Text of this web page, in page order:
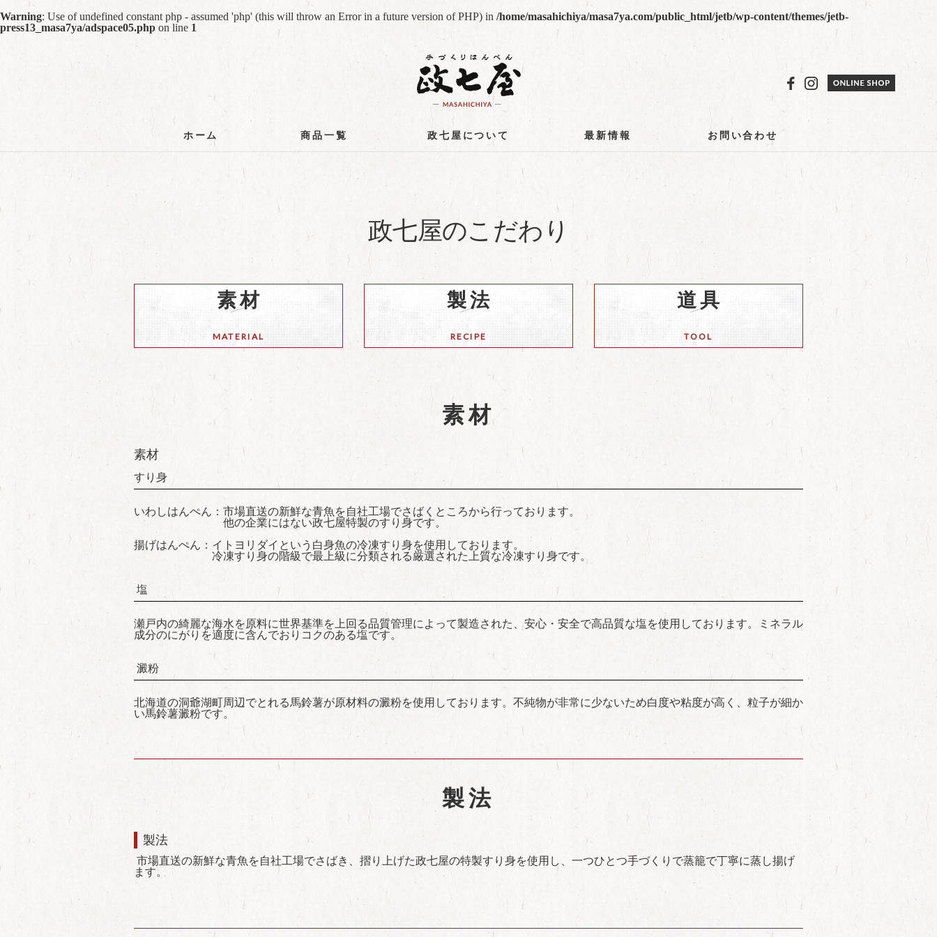
Warning: Use of undefined constant php - assumed 'php' (this will throw an Error in a future version of PHP) in /home/masahichiya/masa7ya.com/public_html/jetb/wp-content/themes/jetb-
press13_masa7ya/adspace05.php on line 1
ホーム 商品一覧 政七屋について 最新情報 お問い合わせ
政七屋のこだわり
素材
MATERIAL
製法
RECIPE
道具
TOOL
素材
素材
すり身
いわしはんぺん：市場直送の新鮮な青魚を自社工場でさばくところから行っております。
他の企業にはない政七屋特製のすり身です。
揚げはんぺん：イトヨリダイという白身魚の冷凍すり身を使用しております。
冷凍すり身の階級で最上級に分類される厳選された上質な冷凍すり身です。
塩
瀬戸内の綺麗な海水を原料に世界基準を上回る品質管理によって製造された、安心・安全で高品質な塩を使用しております。ミネラル
成分のにがりを適度に含んでおりコクのある塩です。
澱粉
北海道の洞爺湖町周辺でとれる馬鈴薯が原材料の澱粉を使用しております。不純物が非常に少ないため白度や粘度が高く、粒子が細か
い馬鈴薯澱粉です。
製法
製法
市場直送の新鮮な青魚を自社工場でさばき、摺り上げた政七屋の特製すり身を使用し、一つひとつ手づくりで蒸籠で丁寧に蒸し揚げ
ます。